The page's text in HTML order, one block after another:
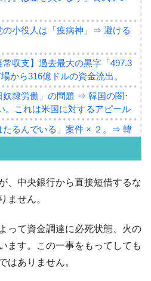
の小役人は「疫病神」⇒ 避ける
常収支】過去最大の黒字「497.3
から316億ドルの資金流出。
奴隷労働」の問題 ⇒ 韓国の闇･
。これは米国に対するアピール
たるんでいる」案件 × ２。⇒ 韓
アが「韓国政府と李在明が吊る
」とほのめかす。
価指数「2.8％」に低下 ⇒ 実は
ソウル市全域「猛暑重大警報」
対処状況点検会議」
挑戦中】韓国『現代自動車』
、中央銀行から直接短借するな
ません。
って資金調達に必死状態、火の
ます。この一事をもってしても
はありません。